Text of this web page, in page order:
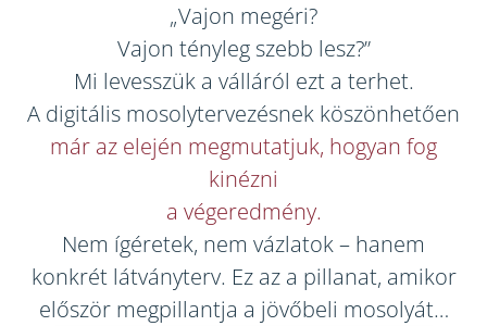
„Vajon megéri?
Vajon tényleg szebb lesz?”
Mi levesszük a válláról ezt a terhet.
A digitális mosolytervezésnek köszönhetően
már az elején megmutatjuk, hogyan fog
kinézni
a végeredmény.
Nem ígéretek, nem vázlatok – hanem
konkrét látványterv. Ez az a pillanat, amikor
először megpillantja a jövőbeli mosolyát…